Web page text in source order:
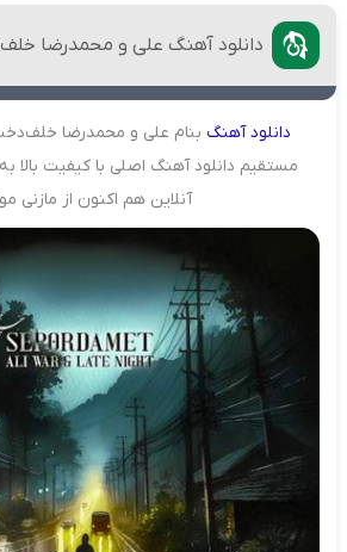
دانلود آهنگ علی و محمدرضا
دانلودآهنگ بنام علی و محمدرضا
مستقیم دانلود آهنگ اصلی با کیفیت
آنلاین هم اکنون از مازنی